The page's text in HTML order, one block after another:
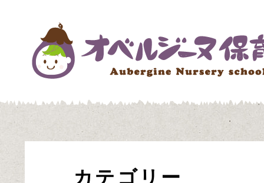
カテゴリー